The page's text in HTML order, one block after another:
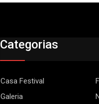
Categorias
Casa Festival
Galeria